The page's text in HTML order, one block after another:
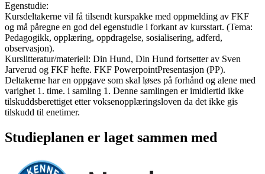
Egenstudie:
Kursdeltakerne vil få tilsendt kurspakke med oppmelding av FKF
og må påregne en god del egenstudie i forkant av kursstart. (Tema:
Pedagogikk, opplæring, oppdragelse, sosialisering, adferd,
observasjon).
Kurslitteratur/materiell: Din Hund, Din Hund fortsetter av Sven
Jarverud og FKF hefte. FKF PowerpointPresentasjon (PP).
Deltakerne har en oppgave som skal løses på forhånd og alene med
varighet 1. time. i samling 1. Denne samlingen er imidlertid ikke
tilskuddsberettiget etter voksenopplæringsloven da det ikke gis
tilskudd til enetimer.
Studieplanen er laget sammen med